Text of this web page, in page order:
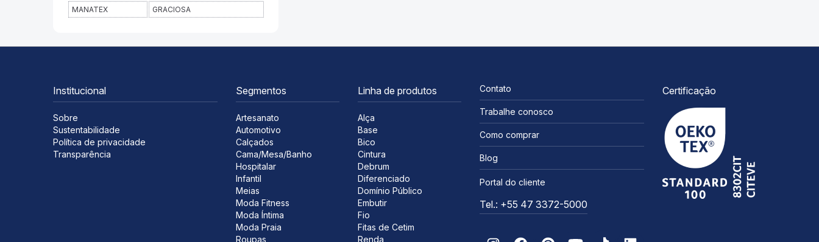
MANATEX GRACIOSA
Institucional
Sobre
Sustentabilidade
Política de privacidade
Transparência
Segmentos
Artesanato
Automotivo
Calçados
Cama/Mesa/Banho
Hospitalar
Infantil
Meias
Moda Fitness
Moda Íntima
Moda Praia
Roupas
Linha de produtos
Alça
Base
Bico
Cintura
Debrum
Diferenciado
Domínio Público
Embutir
Fio
Fitas de Cetim
Renda
Contato
Trabalhe conosco
Como comprar
Blog
Portal do cliente
Tel.: +55 47 3372-5000
Certificação